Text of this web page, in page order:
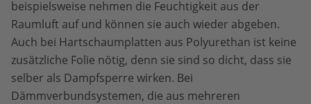
beispielsweise nehmen die Feuchtigkeit aus der
Raumluft auf und können sie auch wieder abgeben.
Auch bei Hartschaumplatten aus Polyurethan ist keine
zusätzliche Folie nötig, denn sie sind so dicht, dass sie
selber als Dampfsperre wirken. Bei
Dämmverbundsystemen, die aus mehreren